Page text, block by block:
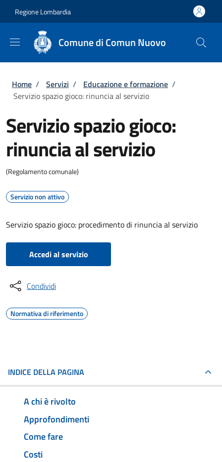
Regione Lombardia
Comune di Comun Nuovo
Briciole di pane
Home / Servizi / Educazione e formazione /
Servizio spazio gioco: rinuncia al servizio
Servizio spazio gioco:
rinuncia al servizio
(Regolamento comunale)
Servizio non attivo
Servizio spazio gioco: procedimento di rinuncia al servizio
Accedi al servizio
Condividi
Normativa di riferimento
INDICE DELLA PAGINA
A chi è rivolto
Approfondimenti
Come fare
Costi